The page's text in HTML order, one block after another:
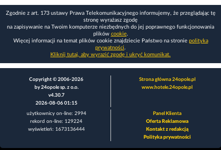
Zgodnie z art. 173 ustawy Prawa Telekomunikacyjnego informujemy, że przeglądając tę
stronę wyrażasz zgodę
na zapisywanie na Twoim komputerze niezbędnych do jej poprawnego funkcjonowania
plików cookie.
Więcej informacji na temat plików cookie znajdziecie Państwo na stronie polityka
prywatności.
Kliknij tutaj, aby wyrazić zgodę i ukryć komunikat.
Copyright © 2006-2026
by 24opole sp. z o.o.
v4.30.7
2026-08-06 01:15
Strona główna 24opole.pl
www.hotele.24opole.pl
użytkownicy on-line: 2994
rekord on-line: 129224
wyświetleń: 1673136444
Panel Klienta
Oferta Reklamowa
Kontakt z redakcją
Polityka prywatności